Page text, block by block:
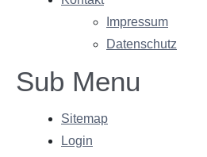
Impressum
Datenschutz
Sub Menu
Sitemap
Login